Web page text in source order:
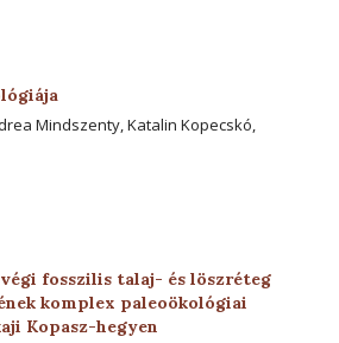
Mindszenty, Katalin Kopecskó,
fosszilis talaj- és löszréteg
komplex paleoökológiai
Kopasz-hegyen